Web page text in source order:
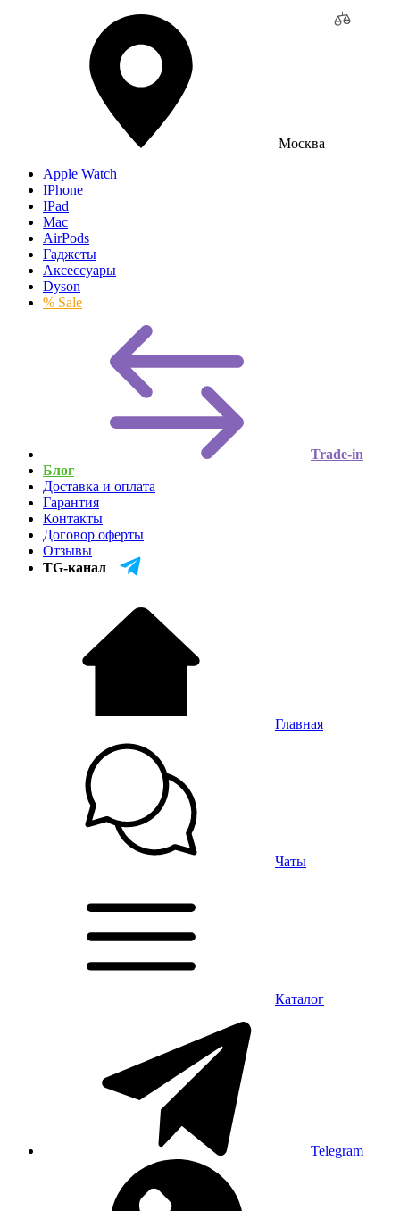
Москва
Apple Watch
IPhone
IPad
Mac
AirPods
Гаджеты
Аксессуары
Dyson
% Sale
Trade-in
Блог
Доставка и оплата
Гарантия
Контакты
Договор оферты
Отзывы
TG-канал
Главная
Чаты
Каталог
Telegram